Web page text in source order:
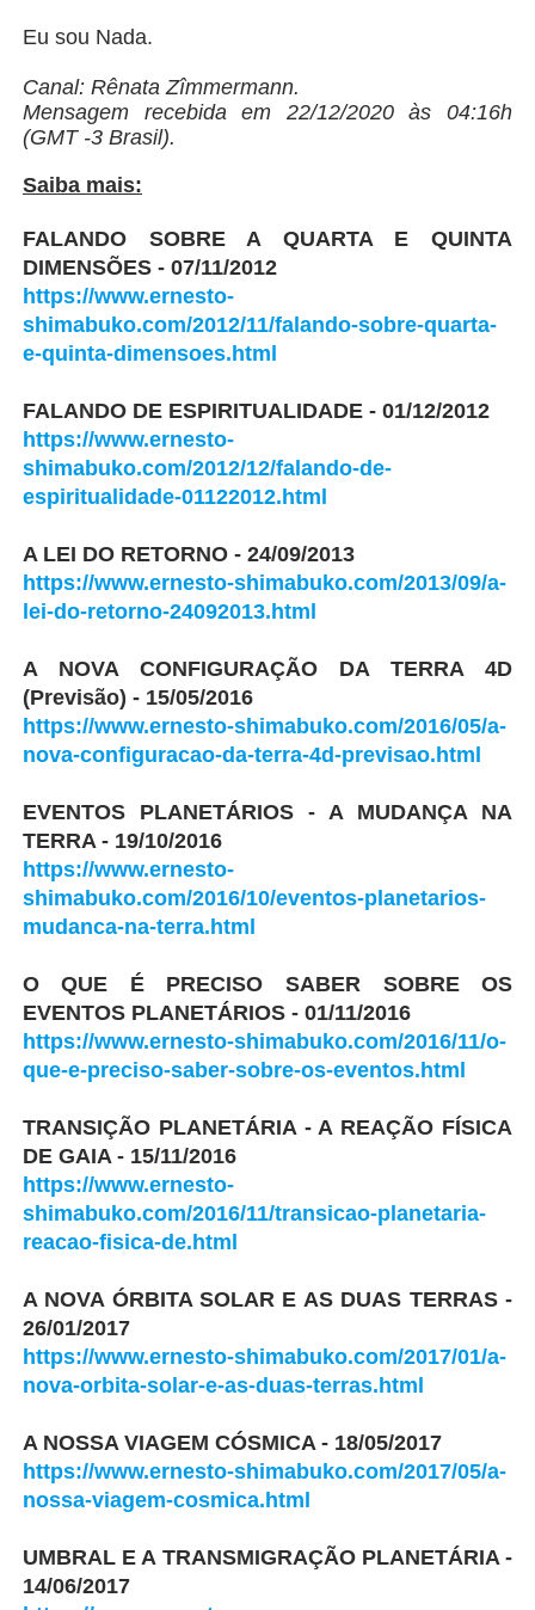
Eu sou Nada.
Canal: Rênata Zîmmermann.
Mensagem recebida em 22/12/2020 às 04:16h
(GMT -3 Brasil).
Saiba mais:
FALANDO SOBRE A QUARTA E QUINTA
DIMENSÕES - 07/11/2012
https://www.ernesto-
shimabuko.com/2012/11/falando-sobre-quarta-
e-quinta-dimensoes.html
FALANDO DE ESPIRITUALIDADE - 01/12/2012
https://www.ernesto-
shimabuko.com/2012/12/falando-de-
espiritualidade-01122012.html
A LEI DO RETORNO - 24/09/2013
https://www.ernesto-shimabuko.com/2013/09/a-
lei-do-retorno-24092013.html
A NOVA CONFIGURAÇÃO DA TERRA 4D
(Previsão) - 15/05/2016
https://www.ernesto-shimabuko.com/2016/05/a-
nova-configuracao-da-terra-4d-previsao.html
EVENTOS PLANETÁRIOS - A MUDANÇA NA
TERRA - 19/10/2016
https://www.ernesto-
shimabuko.com/2016/10/eventos-planetarios-
mudanca-na-terra.html
O QUE É PRECISO SABER SOBRE OS
EVENTOS PLANETÁRIOS - 01/11/2016
https://www.ernesto-shimabuko.com/2016/11/o-
que-e-preciso-saber-sobre-os-eventos.html
TRANSIÇÃO PLANETÁRIA - A REAÇÃO FÍSICA
DE GAIA - 15/11/2016
https://www.ernesto-
shimabuko.com/2016/11/transicao-planetaria-
reacao-fisica-de.html
A NOVA ÓRBITA SOLAR E AS DUAS TERRAS -
26/01/2017
https://www.ernesto-shimabuko.com/2017/01/a-
nova-orbita-solar-e-as-duas-terras.html
A NOSSA VIAGEM CÓSMICA - 18/05/2017
https://www.ernesto-shimabuko.com/2017/05/a-
nossa-viagem-cosmica.html
UMBRAL E A TRANSMIGRAÇÃO PLANETÁRIA -
14/06/2017